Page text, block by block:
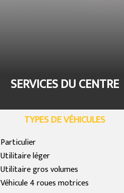
SERVICES DU CENTRE
TYPES DE VÉHICULES
Particulier
Utilitaire léger
Utilitaire gros volumes
Véhicule 4 roues motrices